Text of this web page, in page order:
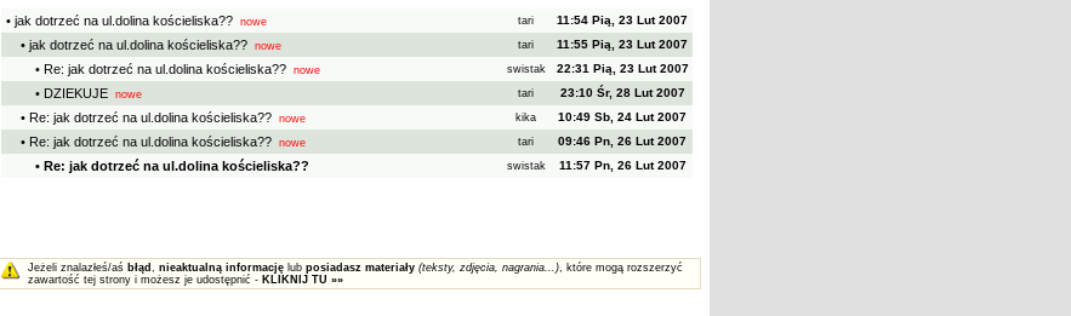
• jak dotrzeć na ul.dolina kościeliska??nowe tari 11:54 Pią, 23 Lut 2007
• jak dotrzeć na ul.dolina kościeliska??nowe tari 11:55 Pią, 23 Lut 2007
• Re: jak dotrzeć na ul.dolina kościeliska??nowe swistak 22:31 Pią, 23 Lut 2007
• DZIEKUJEnowe tari 23:10 Śr, 28 Lut 2007
• Re: jak dotrzeć na ul.dolina kościeliska??nowe kika 10:49 Sb, 24 Lut 2007
• Re: jak dotrzeć na ul.dolina kościeliska??nowe tari 09:46 Pn, 26 Lut 2007
• Re: jak dotrzeć na ul.dolina kościeliska?? swistak 11:57 Pn, 26 Lut 2007
Jeżeli znalazłeś/aś błąd , nieaktualną informacjęlub posiadasz materiały (teksty, zdjęcia, nagrania...), które mogą rozszerzyć
zawartość tej strony i możesz je udostępnić - KLIKNIJ TU »»